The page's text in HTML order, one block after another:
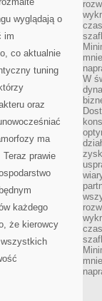
wyglądają o
im
co aktualnie
tuning
oraz
ma
prawie
każdego
że kierowcy
W